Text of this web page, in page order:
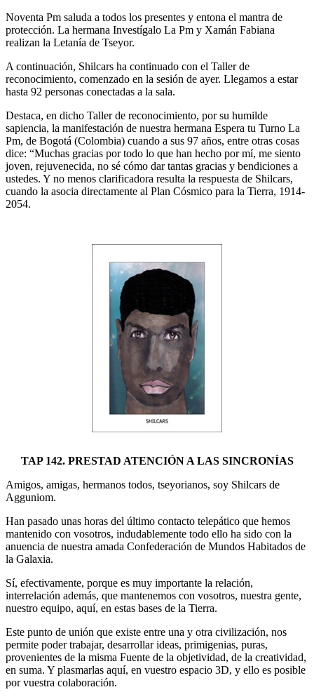
Noventa Pm saluda a todos los presentes y entona el mantra de
protección. La hermana Investígalo La Pm y Xamán Fabiana
realizan la Letanía de Tseyor.
A continuación, Shilcars ha continuado con el Taller de
reconocimiento, comenzado en la sesión de ayer. Llegamos a estar
hasta 92 personas conectadas a la sala.
Destaca, en dicho Taller de reconocimiento, por su humilde
sapiencia, la manifestación de nuestra hermana Espera tu Turno La
Pm, de Bogotá (Colombia) cuando a sus 97 años, entre otras cosas
dice: “Muchas gracias por todo lo que han hecho por mí, me siento
joven, rejuvenecida, no sé cómo dar tantas gracias y bendiciones a
ustedes. Y no menos clarificadora resulta la respuesta de Shilcars,
cuando la asocia directamente al Plan Cósmico para la Tierra, 1914-
2054.
TAP 142. PRESTAD ATENCIÓN A LAS SINCRONÍAS
Amigos, amigas, hermanos todos, tseyorianos, soy Shilcars de
Agguniom.
Han pasado unas horas del último contacto telepático que hemos
mantenido con vosotros, indudablemente todo ello ha sido con la
anuencia de nuestra amada Confederación de Mundos Habitados de
la Galaxia.
Sí, efectivamente, porque es muy importante la relación,
interrelación además, que mantenemos con vosotros, nuestra gente,
nuestro equipo, aquí, en estas bases de la Tierra.
Este punto de unión que existe entre una y otra civilización, nos
permite poder trabajar, desarrollar ideas, primigenias, puras,
provenientes de la misma Fuente de la objetividad, de la creatividad,
en suma. Y plasmarlas aquí, en vuestro espacio 3D, y ello es posible
por vuestra colaboración.